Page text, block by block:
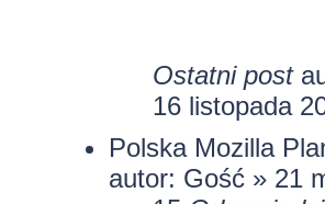
Ostatni post
16 listopada
Polska Mozilla
autor: Gość » 21